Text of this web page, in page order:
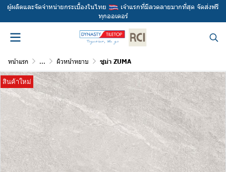
ผู้ผลิตและจัดจำหน่ายกระเบื้องในไทย
เจ้าแรกที่มีลวดลายมากที่สุด จัดส่งฟรี
ทุกออเดอร์
หน้าแรก ... ผิวหน้าหยาบ ซูม่า ZUMA
สินค้าใหม่